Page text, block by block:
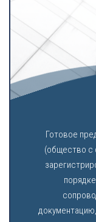
Готовое
(общество с